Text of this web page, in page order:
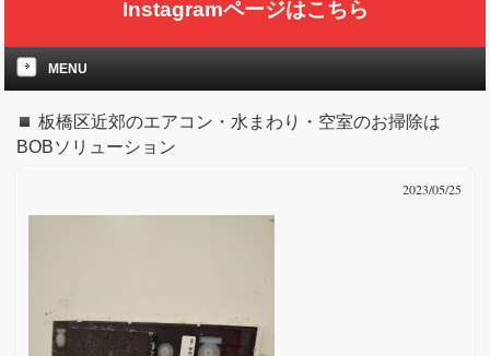
Instagramページはこちら
MENU
板橋区近郊のエアコン・水まわり・空室のお掃除は
BOBソリューション
2023/05/25